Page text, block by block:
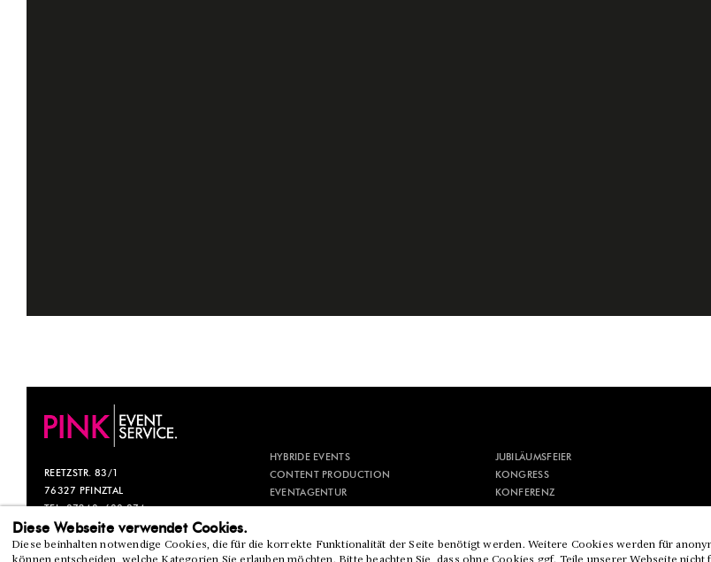
REETZSTR. 83/1
76327 PFINZTAL
TEL. 07240. 600 874
INFO@PINK-ES.DE
HYBRIDE EVENTS
CONTENT PRODUCTION
EVENTAGENTUR
JUBILÄUMSFEIER
KONGRESS
KONFERENZ
Diese Webseite verwendet Cookies.
Diese beinhalten notwendige Cookies, die für die korrekte Funktionalität der Seite benötigt werden. Weitere Cookies werden für